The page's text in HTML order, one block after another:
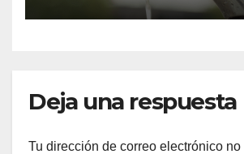
Deja una respuesta
Tu dirección de correo electrónico